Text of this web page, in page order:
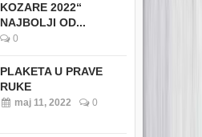
KOZARE 2022“
NAJBOLJI OD...
0
PLAKETA U PRAVE
RUKE
maj 11, 2022 0